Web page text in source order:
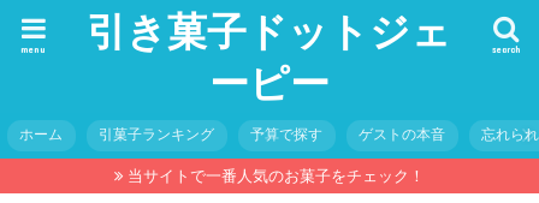
引き菓子ドットジェ
ーピー
search
menu
ホーム 引菓子ランキング 予算で探す ゲストの本音 忘れら
当サイトで一番人気のお菓子をチェック！